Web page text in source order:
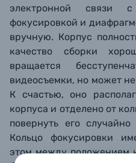
электронной связи
фокусировкой и
вручную. Корпус
качество сборки
вращается
видеосъемки, но может
К счастью, оно
корпуса и отделено от
повернуть его
Кольцо фокусировки
этом между положением